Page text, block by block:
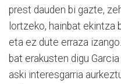
prest dauden bi gazte,
lortzeko, hainbat
eta ez dute erraza
bat era­kusten digu
aski interes­garria